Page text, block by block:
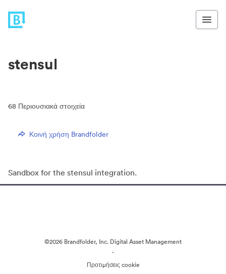
stensul
68 Περιουσιακά στοιχεία
Κοινή χρήση Brandfolder
Sandbox for the stensul integration.
©2026 Brandfolder, Inc. Digital Asset Management
·
Προτιμήσεις cookie